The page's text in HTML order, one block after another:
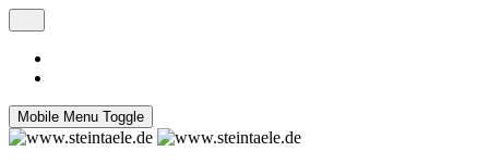
Mobile Menu Toggle